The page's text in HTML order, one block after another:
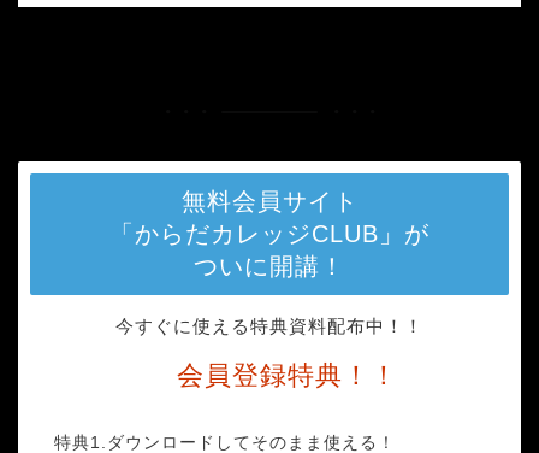
無料会員サイト
「からだカレッジCLUB」が
ついに開講！
今すぐに使える特典資料配布中！！
会員登録特典！！
特典1.ダウンロードしてそのまま使える！